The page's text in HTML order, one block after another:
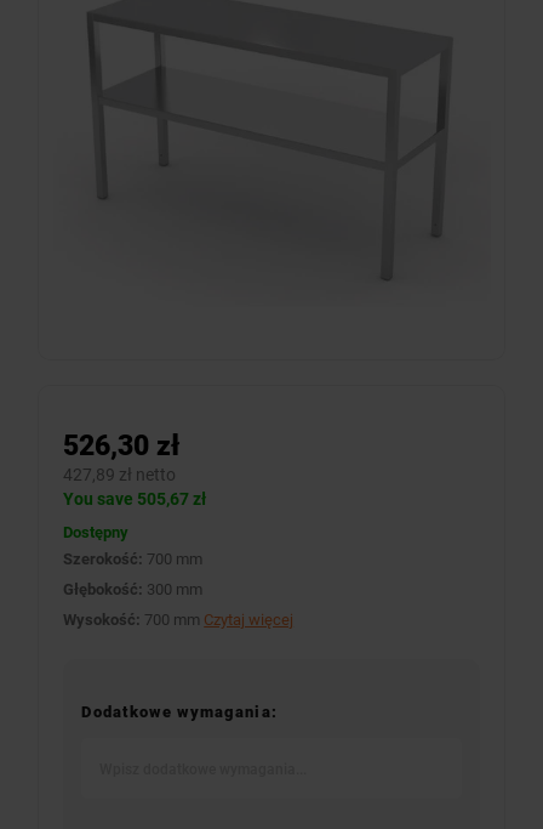
526,30 zł
427,89 zł netto
You save 505,67 zł
Dostępny
Szerokość: 700 mm
Głębokość: 300 mm
Wysokość: 700 mm Czytaj więcej
Dodatkowe wymagania: